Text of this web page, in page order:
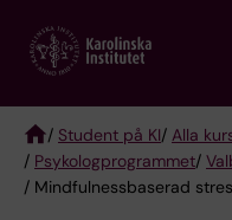
main
Breadcrumb
/ Student på KI/ Alla
/ Psykologprogrammet/
/ Mindfulnessbaserad